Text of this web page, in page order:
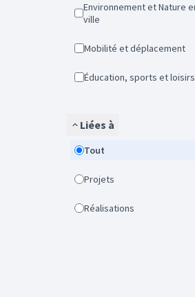
Environnement et Nature en
ville
Mobilité et déplacement
Éducation, sports et loisirs
Liées à
Tout
Projets
Réalisations